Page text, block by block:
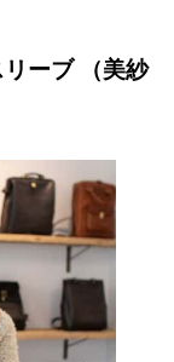
ーブ （美紗